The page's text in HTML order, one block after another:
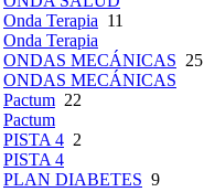
Onda Terapia 11
Onda Terapia
ONDAS MECÁNICAS 25
ONDAS MECÁNICAS
Pactum 22
Pactum
PISTA 4 2
PISTA 4
PLAN DIABETES 9